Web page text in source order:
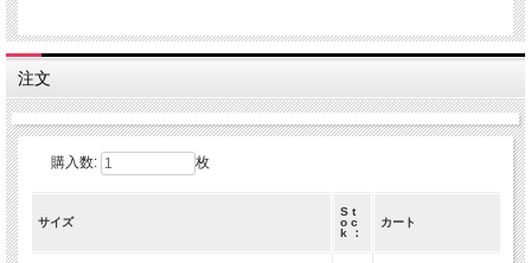
数量 １ ＝ 50 cm ( 50 x 110 cm )
数量 ２ ＝ 1 m ( 100 x 110 cm )
数量 ３ ＝１.５m( 150 x 110 cm )
コットンガーデン／CottonGarden／カットクロス／Loralie Designs/Loralie Harris
注文
購入数: 枚
サイズ
S t
o c
k ：
カート